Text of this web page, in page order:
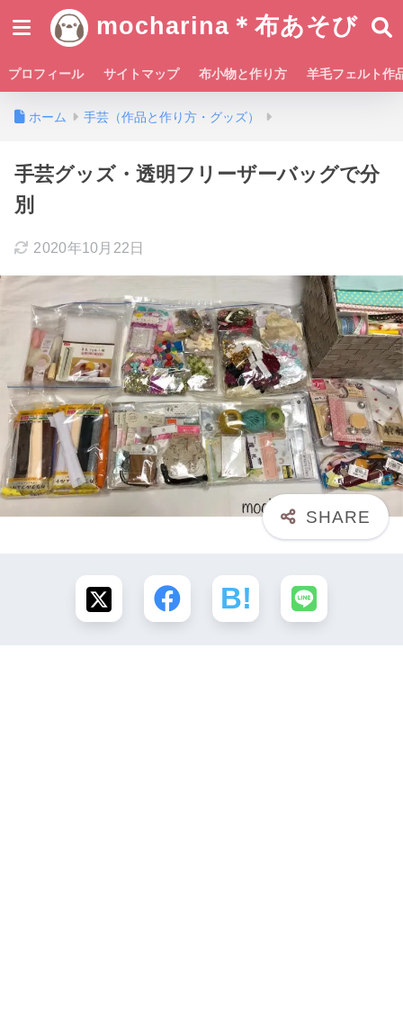
mocharina＊布あそび
プロフィール サイトマップ 布小物と作り方 羊毛フェルト作
ホーム 手芸（作品と作り方・グッズ）
手芸グッズ・透明フリーザーバッグで分
別
2020年10月22日